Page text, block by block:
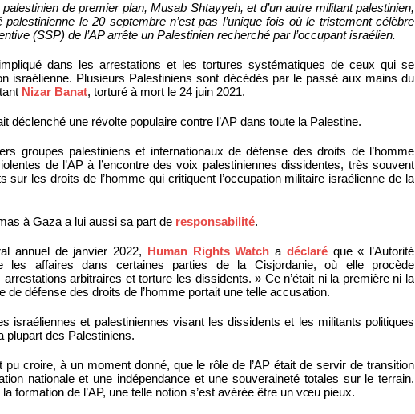
palestinien de premier plan, Musab Shtayyeh, et d’un autre militant palestinien,
palestinienne le 20 septembre n’est pas l’unique fois où le tristement célèbre
(SSP) de l’AP arrête un Palestinien recherché par l’occupant israélien.
dans les arrestations et les tortures systématiques de ceux qui se
israélienne. Plusieurs Palestiniens sont décédés par le passé aux mains du
Nizar Banat, torturé à mort le 24 juin 2021.
déclenché une révolte populaire contre l’AP dans toute la Palestine.
groupes palestiniens et internationaux de défense des droits de l’homme
de l’AP à l’encontre des voix palestiniennes dissidentes, très souvent
sur les droits de l’homme qui critiquent l’occupation militaire israélienne de la
à Gaza a lui aussi sa part de responsabilité.
annuel de janvier 2022, Human Rights Watch a déclaréque « l’Autorité
les affaires dans certaines parties de la Cisjordanie, où elle procède
arbitraires et torture les dissidents. » Ce n’était ni la première ni la
de défense des droits de l’homme portait une telle accusation.
israéliennes et palestiniennes visant les dissidents et les militants politiques
plupart des Palestiniens.
pu croire, à un moment donné, que le rôle de l’AP était de servir de transition
nationale et une indépendance et une souveraineté totales sur le terrain.
formation de l’AP, une telle notion s’est avérée être un vœu pieux.